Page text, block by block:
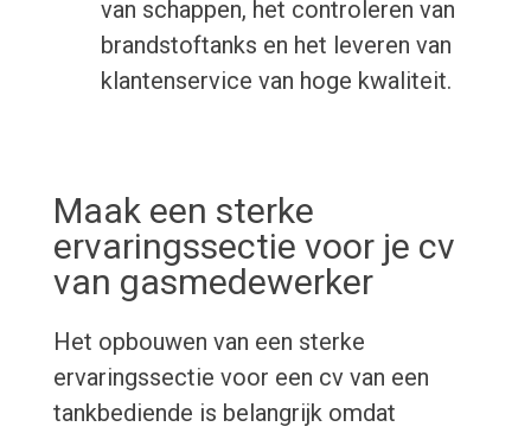
van schappen, het controleren van
brandstoftanks en het leveren van
klantenservice van hoge kwaliteit.
Maak een sterke
ervaringssectie voor je cv
van gasmedewerker
Het opbouwen van een sterke
ervaringssectie voor een cv van een
tankbediende is belangrijk omdat